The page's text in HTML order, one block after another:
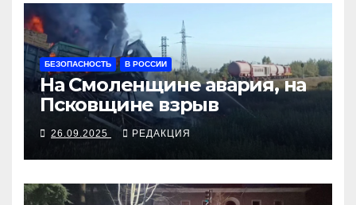
БЕЗОПАСНОСТЬ В РОССИИ
На Смоленщине авария, на
Псковщине взрыв
26.09.2025 РЕДАКЦИЯ